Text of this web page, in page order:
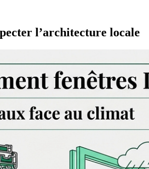
l’architecture locale